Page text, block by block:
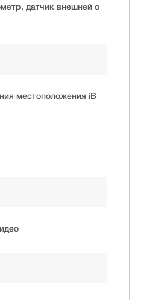
датчик внешней о
местоположения iB